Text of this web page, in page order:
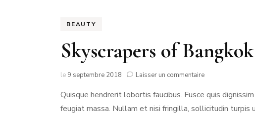
PARIS
BEAUTY
Skyscrapers of Bangkok
le 9 septembre 2018 Laisser un commentairesur
of
Bangkok
Quisque hendrerit lobortis faucibus. Fusce quis
feugiat massa. Nullam et nisi fringilla, sollicitudin turpis